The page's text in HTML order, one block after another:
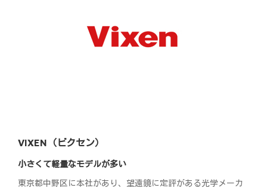
VIXEN（ビクセン）
小さくて軽量なモデルが多い
東京都中野区に本社があり、望遠鏡に定評がある光学メーカ